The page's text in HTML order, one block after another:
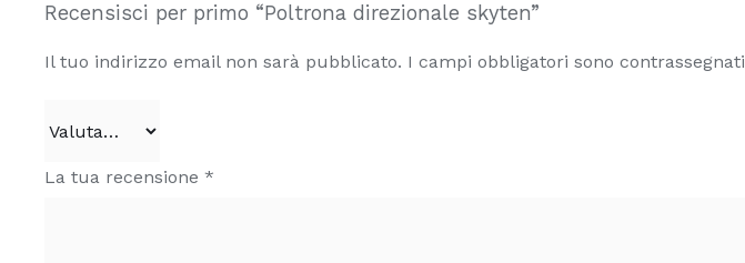
prodotto
Recensisci per primo “Poltrona direzionale skyten”
Il tuo indirizzo email non sarà pubblicato. I campi obbligatori sono contrassegnati
La tua recensione *